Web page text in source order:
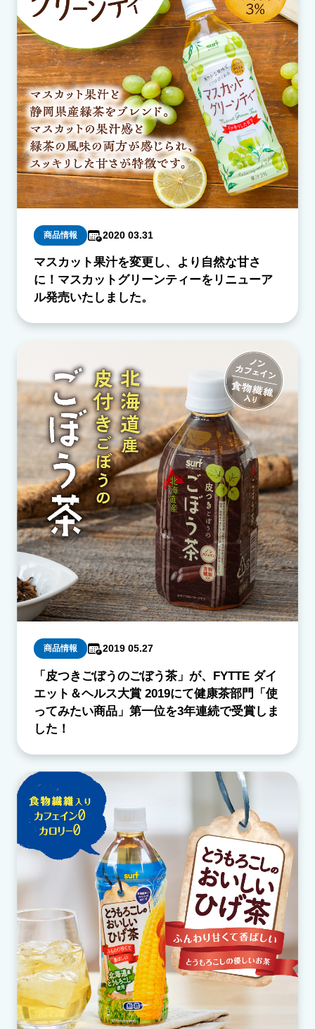
商品情報 2020 03.31
マスカット果汁を変更し、より自然な甘さ
に！マスカットグリーンティーをリニューア
ル発売いたしました。
商品情報 2019 05.27
「皮つきごぼうのごぼう茶」が、FYTTE ダイ
エット＆ヘルス大賞 2019にて健康茶部門「使
ってみたい商品」第一位を3年連続で受賞しま
した！